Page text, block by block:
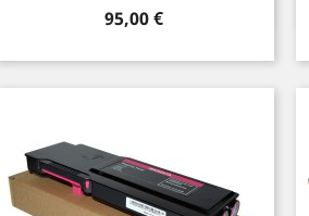
Cena
95,00 €